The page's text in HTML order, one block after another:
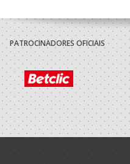
2022/23
A.A. Porto
ACADÉMICO
FUTEBOL CLUBE
Porto A
Praia
Dac/Chelsea
Beach Handball -
AP
2021/22
PATROCINADORES OFICIAIS